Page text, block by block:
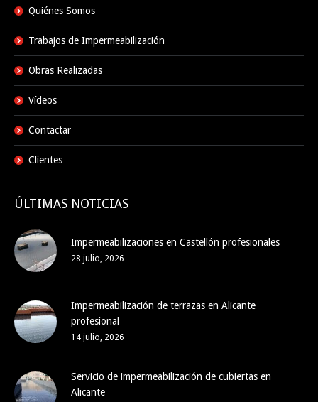
Quiénes Somos
Trabajos de Impermeabilización
Obras Realizadas
Vídeos
Contactar
Clientes
ÚLTIMAS NOTICIAS
Impermeabilizaciones en Castellón profesionales
28 julio, 2026
Impermeabilización de terrazas en Alicante
profesional
14 julio, 2026
Servicio de impermeabilización de cubiertas en
Alicante